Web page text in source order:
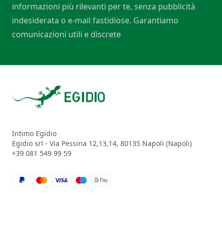
informazioni più rilevanti per te, senza pubblicità
indesiderata o e-mail fastidiose. Garantiamo
comunicazioni utili e discrete
Intimo Egidio
Egidio srl - Via Pessina 12,13,14, 80135 Napoli (Napoli)
+39 081 549 99 59
paypal
mastercard
visa
maestro
google_pay